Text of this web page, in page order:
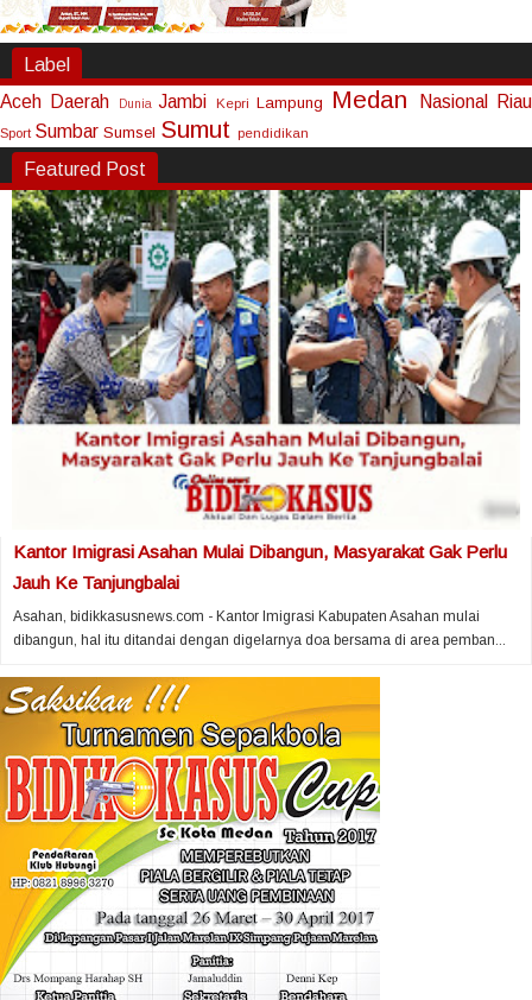
Label
Aceh Daerah Dunia Jambi Kepri Lampung Medan Nasional Riau
Sport Sumbar Sumsel Sumut pendidikan
Featured Post
Kantor Imigrasi Asahan Mulai Dibangun, Masyarakat Gak Perlu
Jauh Ke Tanjungbalai
Asahan, bidikkasusnews.com - Kantor Imigrasi Kabupaten Asahan mulai
dibangun, hal itu ditandai dengan digelarnya doa bersama di area pemban...